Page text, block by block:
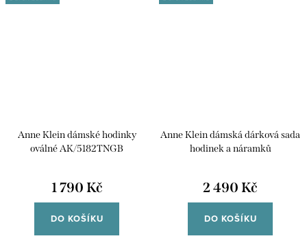
Anne Klein dámské hodinky
oválné AK/5182TNGB
1 790 Kč
DO KOŠÍKU
Anne Klein dámská dárková sada
hodinek a náramků
2 490 Kč
DO KOŠÍKU